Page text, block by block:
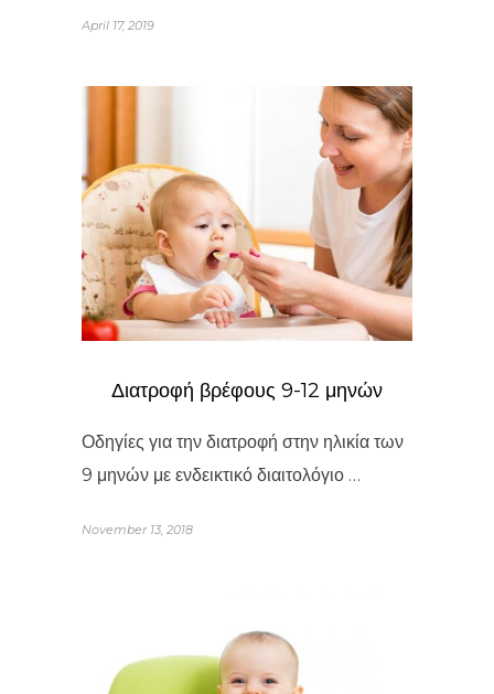
April 17, 2019
Διατροφή βρέφους 9-12 μηνών
Οδηγίες για την διατροφή στην ηλικία των
9 μηνών με ενδεικτικό διαιτολόγιο …
November 13, 2018